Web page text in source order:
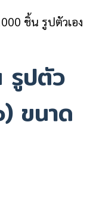
ชิ้น รูปตัวเอง
รูปตัว
ขนาด